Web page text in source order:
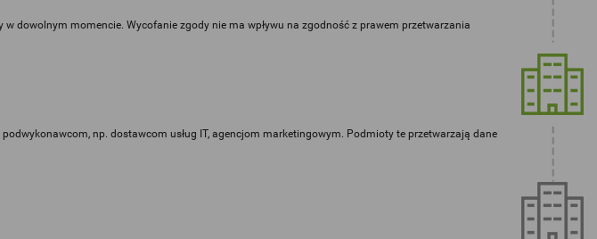
dowolnym momencie. Wycofanie zgody nie ma wpływu na zgodność z prawem przetwarzania
np. dostawcom usług IT, agencjom marketingowym. Podmioty te przetwarzają dane